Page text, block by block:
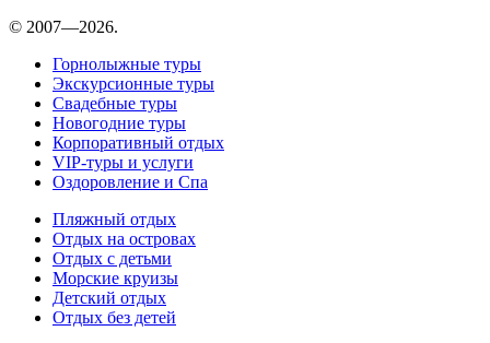
© 2007—2026.
Горнолыжные туры
Экскурсионные туры
Свадебные туры
Новогодние туры
Корпоративный отдых
VIP-туры и услуги
Оздоровление и Спа
Пляжный отдых
Отдых на островах
Отдых с детьми
Морские круизы
Детский отдых
Отдых без детей